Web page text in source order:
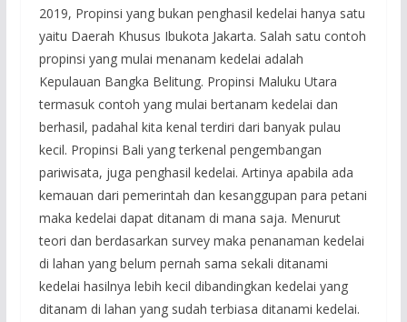
2019, Propinsi yang bukan penghasil kedelai hanya satu
yaitu Daerah Khusus Ibukota Jakarta. Salah satu contoh
propinsi yang mulai menanam kedelai adalah
Kepulauan Bangka Belitung. Propinsi Maluku Utara
termasuk contoh yang mulai bertanam kedelai dan
berhasil, padahal kita kenal terdiri dari banyak pulau
kecil. Propinsi Bali yang terkenal pengembangan
pariwisata, juga penghasil kedelai. Artinya apabila ada
kemauan dari pemerintah dan kesanggupan para petani
maka kedelai dapat ditanam di mana saja. Menurut
teori dan berdasarkan survey maka penanaman kedelai
di lahan yang belum pernah sama sekali ditanami
kedelai hasilnya lebih kecil dibandingkan kedelai yang
ditanam di lahan yang sudah terbiasa ditanami kedelai.